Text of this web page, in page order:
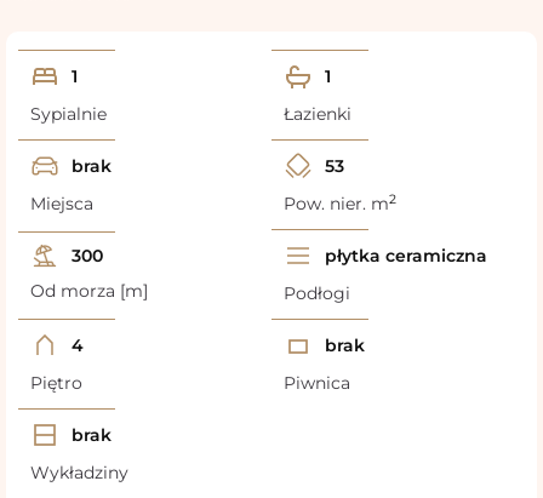
1
Sypialnie
1
Łazienki
brak
Miejsca
53
Pow. nier. m2
300
Od morza [m]
płytka ceramiczna
Podłogi
4
Piętro
brak
Piwnica
brak
Wykładziny